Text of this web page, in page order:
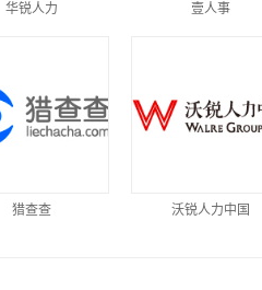
华锐人力 壹人事
猎查查 沃锐人力中国